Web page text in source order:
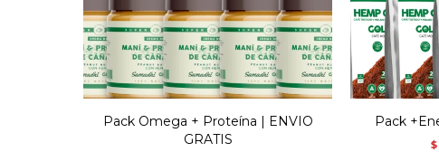
Pack Omega + Proteína | ENVIO
GRATIS
Pack
$